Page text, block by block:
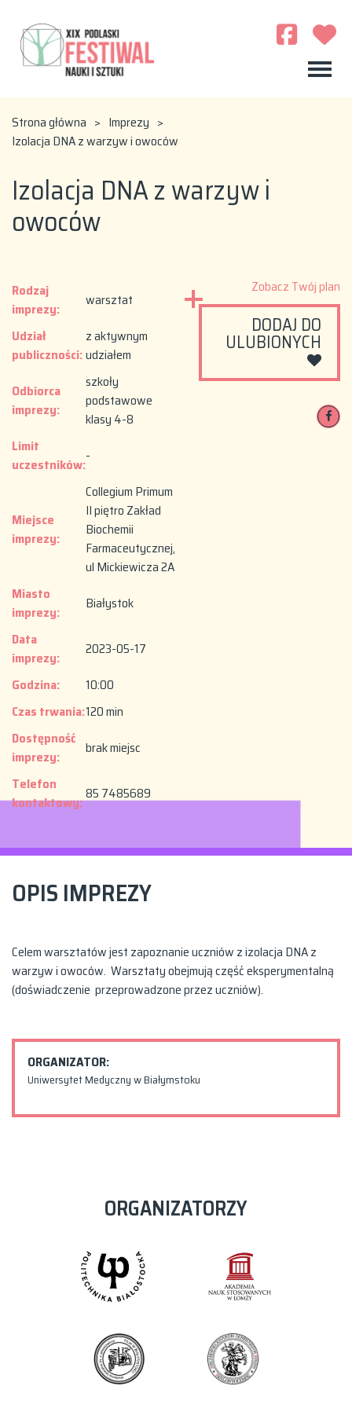
Strona główna > Imprezy >
Izolacja DNA z warzyw i owoców
Izolacja DNA z warzyw i
owoców
Rodzaj
imprezy:
warsztat
Udział
publiczności:
z aktywnym
udziałem
Odbiorca
imprezy:
szkoły
podstawowe
klasy 4-8
Limit
uczestników:-
Miejsce
imprezy:
Collegium Primum
II piętro Zakład
Biochemii
Farmaceutycznej,
ul Mickiewicza 2A
Miasto
imprezy:
Białystok
Data
imprezy:
2023-05-17
Godzina:
10:00
Czas trwania:120 min
Dostępność
imprezy:
brak miejsc
Telefon
kontaktowy:85 7485689
Zobacz Twój plan
DODAJ DO
ULUBIONYCH
OPIS IMPREZY
Celem warsztatów jest zapoznanie uczniów z izolacja DNA z
warzyw i owoców. Warsztaty obejmują część eksperymentalną
(doświadczenie przeprowadzone przez uczniów).
ORGANIZATOR:
Uniwersytet Medyczny w Białymstoku
ORGANIZATORZY